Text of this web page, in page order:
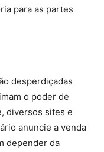
para as partes
desperdiçadas
o poder de
diversos sites e
anuncie a venda
depender da